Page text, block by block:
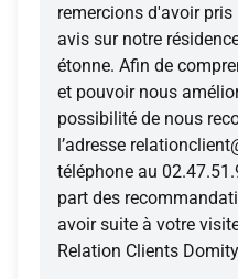
remercions d'avoir
avis sur notre
étonne. Afin de
et pouvoir nous
possibilité de nous
l’adresse
téléphone au
part des
avoir suite à votre
Relation Clients